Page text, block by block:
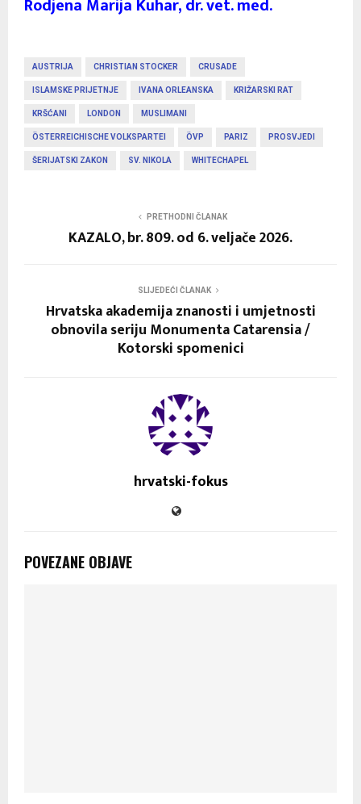
AUSTRIJA CHRISTIAN STOCKER CRUSADE
ISLAMSKE PRIJETNJE IVANA ORLEANSKA KRIŽARSKI RAT
KRŠĆANI LONDON MUSLIMANI
ÖSTERREICHISCHE VOLKSPARTEI ÖVP PARIZ PROSVJEDI
ŠERIJATSKI ZAKON SV. NIKOLA WHITECHAPEL
PRETHODNI ČLANAK
KAZALO, br. 809. od 6. veljače 2026.
SLIJEDEĆI ČLANAK
Hrvatska akademija znanosti i umjetnosti
obnovila seriju Monumenta Catarensia /
Kotorski spomenici
hrvatski-fokus
POVEZANE OBJAVE